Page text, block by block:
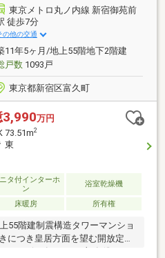
東京メトロ丸ノ内線 新宿御苑前
徒歩7分
の他の交通
11年5ヶ月/地上55階地下2階建
戸数1093戸
東京都新宿区富久町
3,990万円
73.51m2
東
タ付インターホ
ン
浴室乾燥機
床暖房 所有権
55階建制震構造タワーマンショ
につき皇居方面を望む開放定な
サービス有 （※一部有償）・